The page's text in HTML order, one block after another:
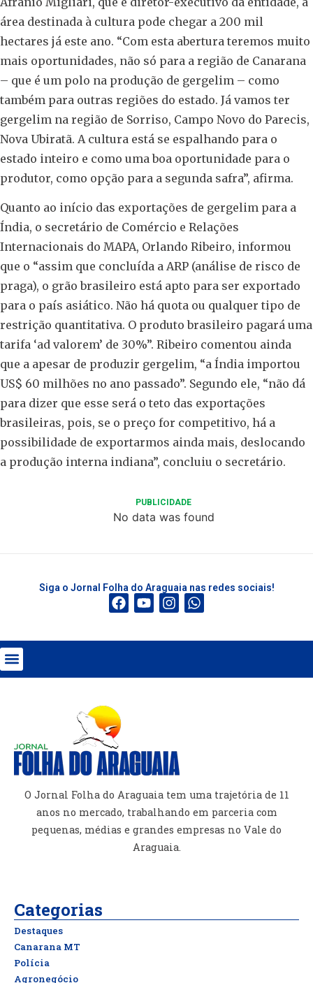
área destinada à cultura pode chegar a 200 mil
hectares já este ano. “Com esta abertura teremos muito
mais oportunidades, não só para a região de Canarana
– que é um polo na produção de gergelim – como
também para outras regiões do estado. Já vamos ter
gergelim na região de Sorriso, Campo Novo do Parecis,
Nova Ubiratã. A cultura está se espalhando para o
estado inteiro e como uma boa oportunidade para o
produtor, como opção para a segunda safra”, afirma.
Quanto ao início das exportações de gergelim para a
Índia, o secretário de Comércio e Relações
Internacionais do MAPA, Orlando Ribeiro, informou
que o “assim que concluída a ARP (análise de risco de
praga), o grão brasileiro está apto para ser exportado
para o país asiático. Não há quota ou qualquer tipo de
restrição quantitativa. O produto brasileiro pagará uma
tarifa ‘ad valorem’ de 30%”. Ribeiro comentou ainda
que a apesar de produzir gergelim, “a Índia importou
US$ 60 milhões no ano passado”. Segundo ele, “não dá
para dizer que esse será o teto das exportações
brasileiras, pois, se o preço for competitivo, há a
possibilidade de exportarmos ainda mais, deslocando
a produção interna indiana”, concluiu o secretário.
PUBLICIDADE
No data was found
Siga o Jornal Folha do Araguaia nas redes sociais!
O Jornal Folha do Araguaia tem uma trajetória de 11
anos no mercado, trabalhando em parceria com
pequenas, médias e grandes empresas no Vale do
Araguaia.
Categorias
Destaques
Canarana MT
Polícia
Agronegócio